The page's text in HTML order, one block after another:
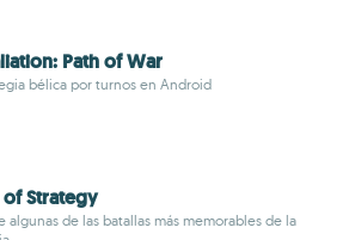
Path of War
bélica por turnos en Android
Strategy
algunas de las batallas más memorables de la